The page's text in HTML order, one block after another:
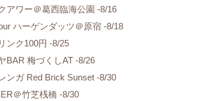
アワー＠葛西臨海公園 -8/16
ハーゲンダッツ＠原宿 -8/18
ンク100円 -8/25
BAR 梅づくしAT -8/26
ンガ Red Brick Sunset -8/30
＠竹芝桟橋 -8/30